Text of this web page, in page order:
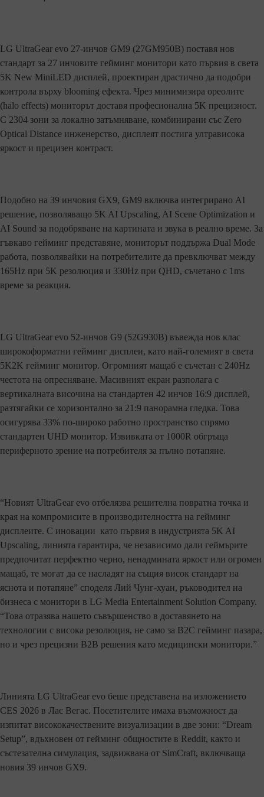
LG UltraGear evo 27-инчов GM9 (27GM950B) поставя нов
стандарт за 27 инчовите гейминг монитори като първия в света
5K New MiniLED дисплей, проектиран драстично да подобри
контрола върху blooming ефекта. Чрез минимизира ореолите
(halo effects) мониторът доставя професионална 5K прецизност.
С 2304 зони за локално затъмняване, комбинирани със Zero
Optical Distance инженерство, дисплеят постига ултрависока
яркост и прецизен контраст.
Подобно на 39 инчовия GX9, GM9 включва интегрирано AI
решение, позволяващо 5K AI Upscaling, AI Scene Optimization и
AI Sound за подобряване на картината и звука в реално време. За
гъвкаво гейминг представяне, мониторът поддържа Dual Mode
работа, позволявайки на потребителите да превключват между
165Hz при 5K резолюция и 330Hz при QHD, съчетано с 1ms
време за реакция.
LG UltraGear evo 52-инчов G9 (52G930B) въвежда нов клас
широкоформатни гейминг дисплеи, като най-големият в света
5K2K гейминг монитор. Огромният мащаб е съчетан с 240Hz
честота на опресняване. Масивният екран разполага с
вертикалната височина на стандартен 42 инчов 16:9 дисплей,
разтягайки се хоризонтално за 21:9 панорамна гледка. Това
осигурява 33% по-широко работно пространство спрямо
стандартен UHD монитор. Извивката от 1000R обгръща
периферното зрение на потребителя за пълно потапяне.
“Новият UltraGear evo отбелязва решителна повратна точка и
края на компромисите в производителността на гейминг
дисплеите. С иновации като първия в индустрията 5K AI
Upscaling, линията гарантира, че независимо дали геймърите
предпочитат перфектно черно, ненадмината яркост или огромен
мащаб, те могат да се насладят на същия висок стандарт на
яснота и потапяне” споделя Лий Чунг-хуан, ръководител на
бизнеса с монитори в LG Media Entertainment Solution Company.
“Това отразява нашето съвършенство в доставянето на
технологии с висока резолюция, не само за B2C гейминг пазара,
но и чрез прецизни B2B решения като медицински монитори.”
Линията LG UltraGear evo беше представена на изложението
CES 2026 в Лас Вегас. Посетителите имаха възможност да
изпитат висококачествените визуализации в две зони: “Dream
Setup”, вдъхновен от гейминг общностите в Reddit, както и
състезателна симулация, задвижвана от SimCraft, включваща
новия 39 инчов GX9.